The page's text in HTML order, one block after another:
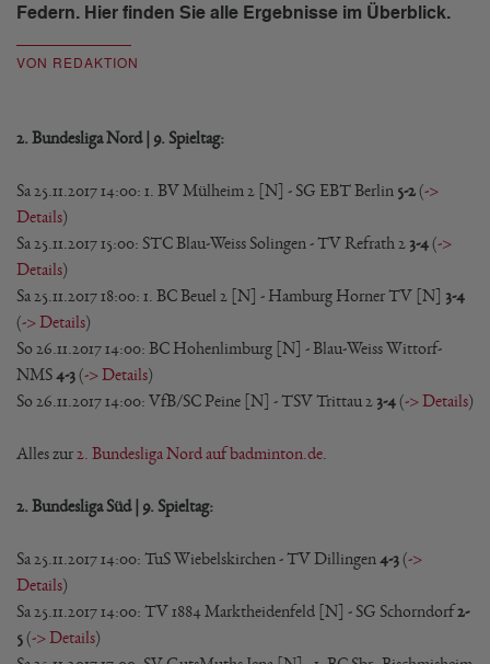
Federn. Hier finden Sie alle Ergebnisse im Überblick.
VON REDAKTION
2. Bundesliga Nord | 9. Spieltag:
Sa 25.11.2017 14:00: 1. BV Mülheim 2 [N] - SG EBT Berlin 5-2(->
Details)
Sa 25.11.2017 15:00: STC Blau-Weiss Solingen - TV Refrath 23-4(->
Details)
Sa 25.11.2017 18:00: 1. BC Beuel 2 [N] - Hamburg Horner TV [N] 3-4
(-> Details)
So 26.11.2017 14:00: BC Hohenlimburg [N] - Blau-Weiss Wittorf-
NMS4-3(-> Details)
So 26.11.2017 14:00: VfB/SC Peine [N] - TSV Trittau 23-4(-> Details)
Alles zur 2. Bundesliga Nord auf badminton.de
2. Bundesliga Süd | 9. Spieltag:
Sa 25.11.2017 14:00: TuS Wiebelskirchen - TV Dillingen 4-3(->
Details)
Sa 25.11.2017 14:00: TV 1884 Marktheidenfeld [N] - SG Schorndorf2-
5(-> Details)